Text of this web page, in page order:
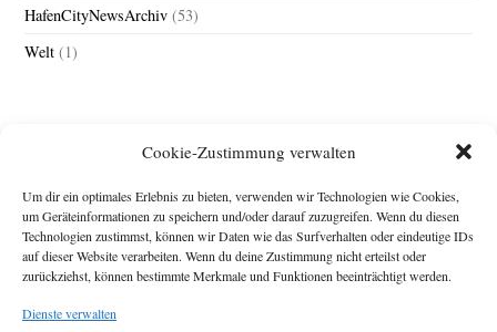
Cookie-Zustimmung verwalten
Um dir ein optimales Erlebnis zu bieten, verwenden wir Technologien wie Cookies,
um Geräteinformationen zu speichern und/oder darauf zuzugreifen. Wenn du diesen
Technologien zustimmst, können wir Daten wie das Surfverhalten oder eindeutige IDs
auf dieser Website verarbeiten. Wenn du deine Zustimmung nicht erteilst oder
zurückziehst, können bestimmte Merkmale und Funktionen beeinträchtigt werden.
Dienste verwalten
HafenCityNewsArchiv (53)
Welt (1)
Impressum
Michael Baden,